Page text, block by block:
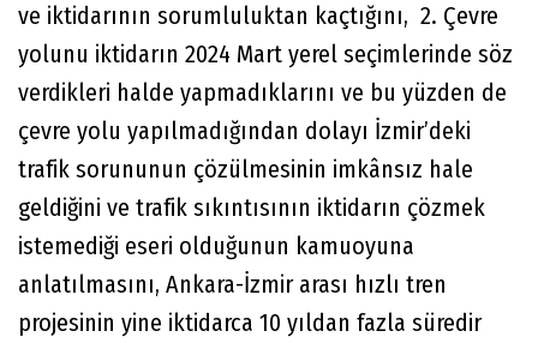
ve iktidarının sorumluluktan kaçtığını, 2. Çevre
yolunu iktidarın 2024 Mart yerel seçimlerinde söz
verdikleri halde yapmadıklarını ve bu yüzden de
çevre yolu yapılmadığından dolayı İzmir’deki
trafik sorununun çözülmesinin imkânsız hale
geldiğini ve trafik sıkıntısının iktidarın çözmek
istemediği eseri olduğunun kamuoyuna
anlatılmasını, Ankara-İzmir arası hızlı tren
projesinin yine iktidarca 10 yıldan fazla süredir